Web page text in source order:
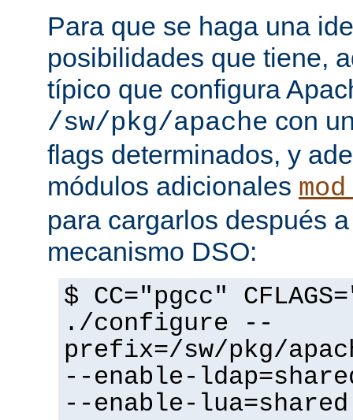
Para que se haga una
posibilidades que tiene,
típico que configura
/sw/pkg/apache con
flags determinados, y
módulos adicionales
para cargarlos después
mecanismo DSO:
$ CC="pgcc"
./configure --
prefix=/sw/pkg/
--enable-
--enable-lua=shared